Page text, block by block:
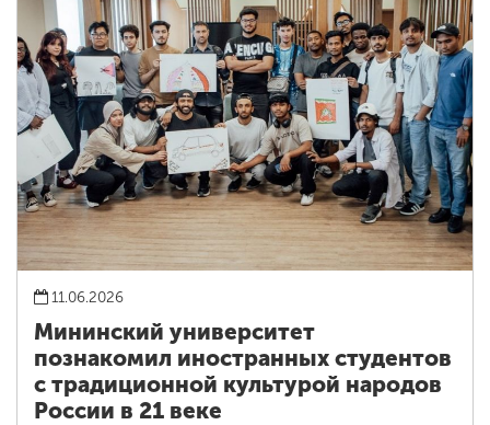
11.06.2026
Мининский университет
познакомил иностранных студентов
с традиционной культурой народов
России в 21 веке